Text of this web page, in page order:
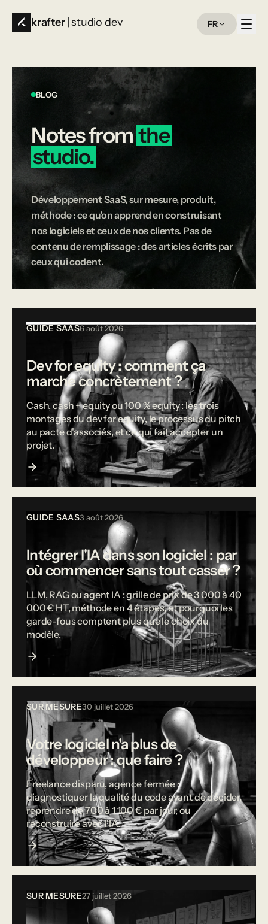
krafter | studio dev FR
BLOG
Notesfrom the
studio.
Développement SaaS, sur mesure, produit,
méthode : ce qu’on apprend en construisant
nos logiciels et ceux de nos clients. Pas de
contenu de remplissage : des articles écrits par
ceux qui codent.
GUIDE SAAS6 août 2026
Dev for equity : comment ça
marche concrètement ?
Cash, cash + equity ou 100 % equity : les trois
montages du dev for equity, le processus du pitch
au pacte d'associés, et ce qui fait accepter un
projet.
GUIDE SAAS3 août 2026
Intégrer l'IA dans son logiciel : par
où commencer sans tout casser ?
LLM, RAG ou agent IA : grille de prix de 3 000 à 40
000 € HT, méthode en 4 étapes, et pourquoi les
garde-fous comptent plus que le choix du
modèle.
SUR MESURE30 juillet 2026
Votre logiciel n'a plus de
développeur : que faire ?
Freelance disparu, agence fermée :
diagnostiquer la qualité du code avant de décider,
reprendre de 700 à 1 100 € par jour, ou
reconstruire avec l'IA.
SUR MESURE27 juillet 2026